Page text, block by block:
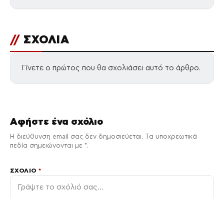
// ΣΧΟΛΙΑ
Γίνετε ο πρώτος που θα σχολιάσει αυτό το άρθρο.
Αφήστε ένα σχόλιο
Η διεύθυνση email σας δεν δημοσιεύεται. Τα υποχρεωτικά
πεδία σημειώνονται με *.
ΣΧΌΛΙΟ*